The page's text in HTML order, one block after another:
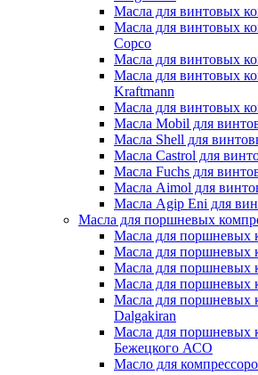
Масла для винтовых
Масла для винтовых
Copco
Масла для винтовых
Масла для винтовых
Kraftmann
Масла для винтовых
Масла Mobil для
Масла Shell для
Масла Castrol для
Масла Fuchs для
Масла Aimol для
Масла Agip Eni для
Масла для поршневых
Масла для поршневых
Масла для поршневых
Масла для поршневых
Масла для поршневых
Масла для поршневых
Dalgakiran
Масла для поршневых
Бежецкого АСО
Масло для